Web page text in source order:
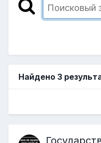
Найдено 3